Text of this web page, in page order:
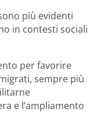
più evidenti
in contesti sociali
per favorire
sempre più
e l’ampliamento